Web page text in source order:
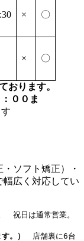
× 〇
× 〇
おります。
００ま
ソフト矯正）・
幅広く対応してい
祝日は通常営業。
。）
店舗裏に6台